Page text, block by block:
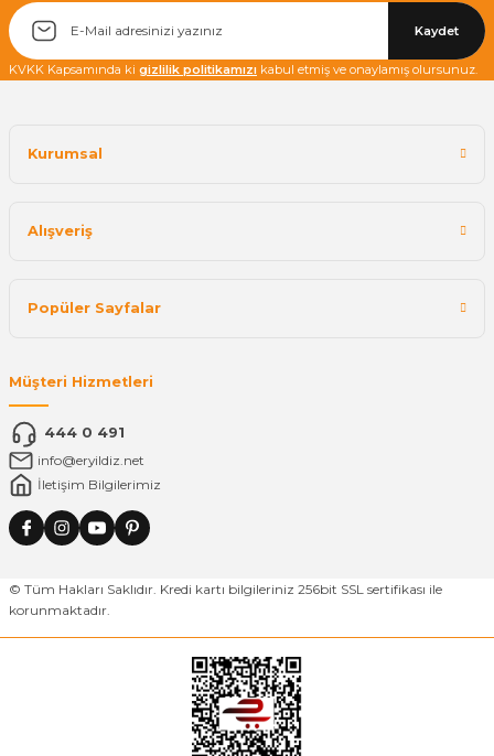
Kaydet
KVKK Kapsamında ki gizlilik politikamızı kabul etmiş ve onaylamış olursunuz.
Kurumsal
Alışveriş
Popüler Sayfalar
Müşteri Hizmetleri
444 0 491
info@eryildiz.net
İletişim Bilgilerimiz
© Tüm Hakları Saklıdır. Kredi kartı bilgileriniz 256bit SSL sertifikası ile
korunmaktadır.